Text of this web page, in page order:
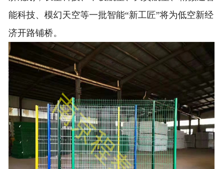
能科技、模幻天空等一批智能“新工匠”将为低空新经
济开路铺桥。